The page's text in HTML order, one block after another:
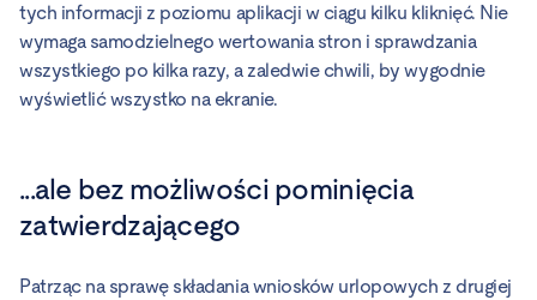
tych informacji z poziomu aplikacji w ciągu kilku kliknięć. Nie
wymaga samodzielnego wertowania stron i sprawdzania
wszystkiego po kilka razy, a zaledwie chwili, by wygodnie
wyświetlić wszystko na ekranie.
...ale bez możliwości pominięcia
zatwierdzającego
Patrząc na sprawę składania wniosków urlopowych z drugiej